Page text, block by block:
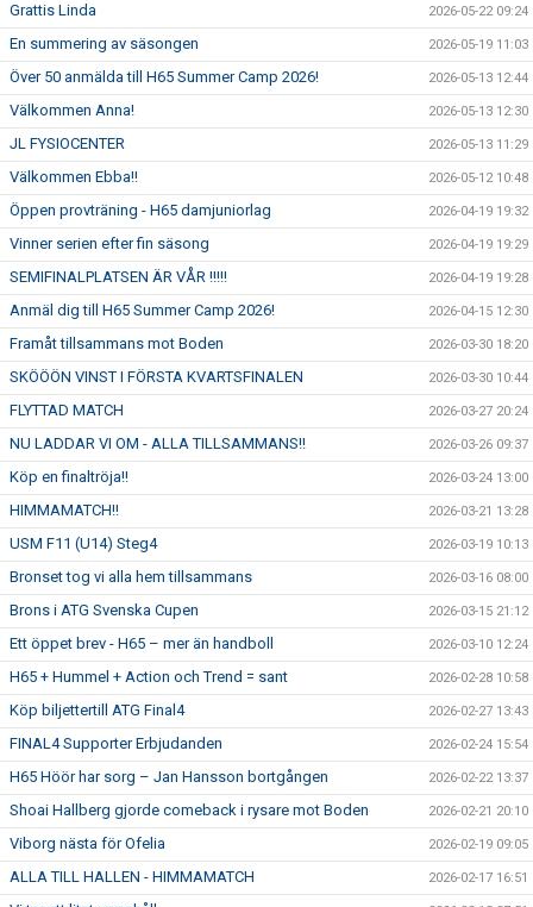
Grattis Linda 2026-05-22 09:24
En summering av säsongen 2026-05-19 11:03
Över 50 anmälda till H65 Summer Camp 2026! 2026-05-13 12:44
Välkommen Anna! 2026-05-13 12:30
JL FYSIOCENTER 2026-05-13 11:29
Välkommen Ebba!! 2026-05-12 10:48
Öppen provträning - H65 damjuniorlag 2026-04-19 19:32
Vinner serien efter fin säsong 2026-04-19 19:29
SEMIFINALPLATSEN ÄR VÅR !!!!! 2026-04-19 19:28
Anmäl dig till H65 Summer Camp 2026! 2026-04-15 12:30
Framåt tillsammans mot Boden 2026-03-30 18:20
SKÖÖÖN VINST I FÖRSTA KVARTSFINALEN 2026-03-30 10:44
FLYTTAD MATCH 2026-03-27 20:24
NU LADDAR VI OM - ALLA TILLSAMMANS!! 2026-03-26 09:37
Köp en finaltröja!! 2026-03-24 13:00
HIMMAMATCH!! 2026-03-21 13:28
USM F11 (U14) Steg4 2026-03-19 10:13
Bronset tog vi alla hem tillsammans 2026-03-16 08:00
Brons i ATG Svenska Cupen 2026-03-15 21:12
Ett öppet brev - H65 – mer än handboll 2026-03-10 12:24
H65 + Hummel + Action och Trend = sant 2026-02-28 10:58
Köp biljettertill ATG Final4 2026-02-27 13:43
FINAL4 Supporter Erbjudanden 2026-02-24 15:54
H65 Höör har sorg – Jan Hansson bortgången 2026-02-22 13:37
Shoai Hallberg gjorde comeback i rysare mot Boden 2026-02-21 20:10
Viborg nästa för Ofelia 2026-02-19 09:05
ALLA TILL HALLEN - HIMMAMATCH 2026-02-17 16:51